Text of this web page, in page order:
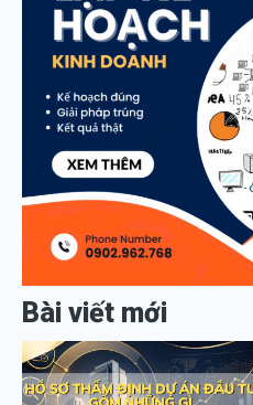
Bài viết mới